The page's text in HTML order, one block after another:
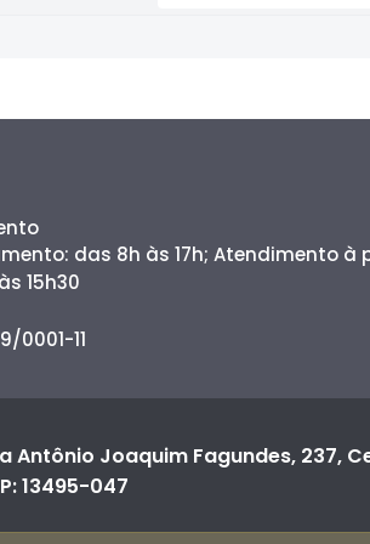
Antônio Joaquim Fagundes, 237,
13495-047
das 8h às 17h; Atendimento à
15h30
0001-11